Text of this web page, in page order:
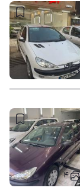
۴
۴